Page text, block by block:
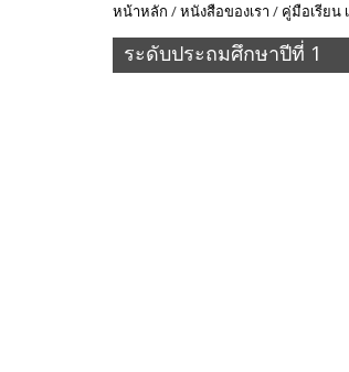
หน้าหลัก /หนังสือของเรา / คู่มือเรียน
ระดับประถมศึกษาปีที่ 1